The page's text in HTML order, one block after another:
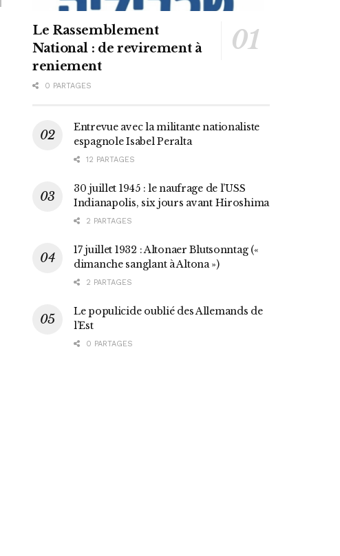
Le Rassemblement
National : de revirement à
reniement
0 PARTAGES
Entrevue avec la militante nationaliste
espagnole Isabel Peralta
12 PARTAGES
30 juillet 1945 : le naufrage de l’USS
Indianapolis, six jours avant Hiroshima
2 PARTAGES
17 juillet 1932 : Altonaer Blutsonntag («
dimanche sanglant à Altona »)
2 PARTAGES
Le populicide oublié des Allemands de
l’Est
0 PARTAGES